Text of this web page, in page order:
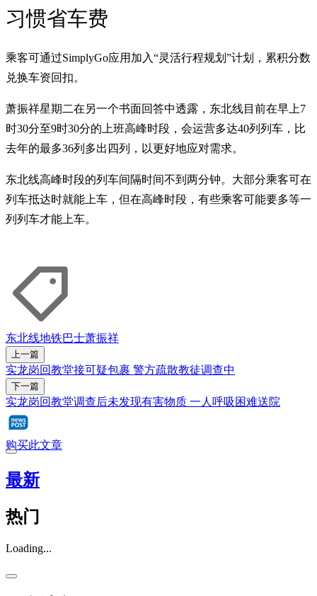
习惯省车费
乘客可通过SimplyGo应用加入“灵活行程规划”计划，累积分数
兑换车资回扣。
萧振祥星期二在另一个书面回答中透露，东北线目前在早上7
时30分至9时30分的上班高峰时段，会运营多达40列列车，比
去年的最多36列多出四列，以更好地应对需求。
东北线高峰时段的列车间隔时间不到两分钟。大部分乘客可在
列车抵达时就能上车，但在高峰时段，有些乘客可能要多等一
列列车才能上车。
东北线地铁巴士萧振祥
上一篇
实龙岗回教堂接可疑包裹 警方疏散教徒调查中
下一篇
实龙岗回教堂调查后未发现有害物质 一人呼吸困难送院
购买此文章
最新
热门
Loading...